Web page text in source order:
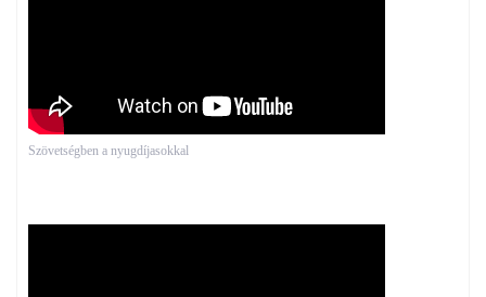
Szövetségben a nyugdíjasokkal